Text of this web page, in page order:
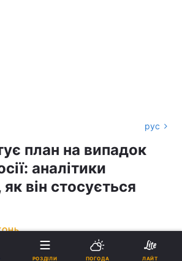
рус
план на випадок
аналітики
він стосується
РОЗДІЛИ ПОГОДА ЛАЙТ